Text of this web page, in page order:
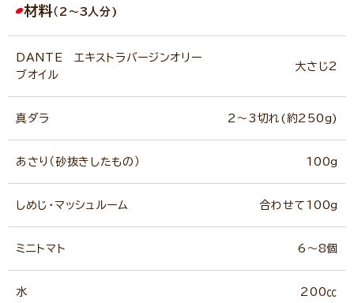
材料（2～3人分)
DANTE エキストラバージンオリー
ブオイル
大さじ2
真ダラ 2～3切れ(約250g)
あさり（砂抜きしたもの） 100g
しめじ・マッシュルーム 合わせて100g
ミニトマト 6～8個
水 200㏄